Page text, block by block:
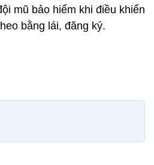
mũ bảo hiểm khi điều khiển
bằng lái, đăng ký.